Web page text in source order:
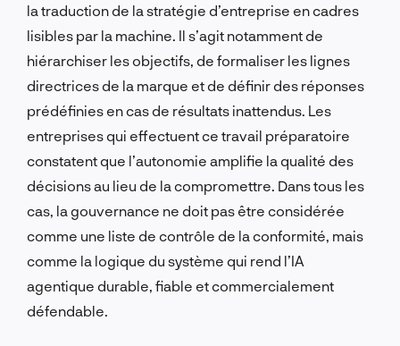
la traduction de la stratégie d’entreprise en cadres
lisibles par la machine. Il s’agit notamment de
hiérarchiser les objectifs, de formaliser les lignes
directrices de la marque et de définir des réponses
prédéfinies en cas de résultats inattendus. Les
entreprises qui effectuent ce travail préparatoire
constatent que l’autonomie amplifie la qualité des
décisions au lieu de la compromettre. Dans tous les
cas, la gouvernance ne doit pas être considérée
comme une liste de contrôle de la conformité, mais
comme la logique du système qui rend l’IA
agentique durable, fiable et commercialement
défendable.